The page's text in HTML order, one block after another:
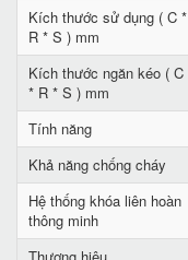
Kích thước sử dụng ( C *
R * S ) mm
Kích thước ngăn kéo ( C
* R * S ) mm
Tính năng
Khả năng chống cháy
Hệ thống khóa liên hoàn
thông minh